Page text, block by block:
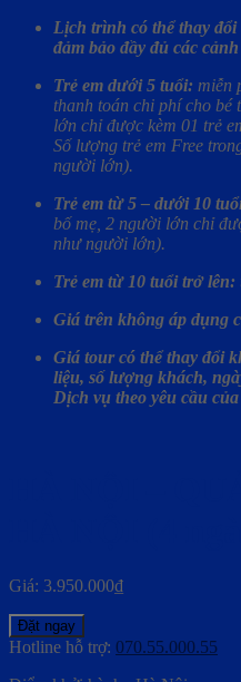
Lịch trình có thể thay
đảm bảo đầy đủ các
Trẻ em dưới 5 tuổi: miễn
thanh toán chi phí cho
lớn chỉ được kèm 01 trẻ
Số lượng trẻ em Free
người lớn).
Trẻ em từ 5 – dưới 10
bố mẹ, 2 người lớn chỉ
như người lớn).
Trẻ em từ 10 tuổi trở lên:
Giá trên không áp dụng
Giá tour có thể thay đổi
liệu, số lượng khách,
Dịch vụ theo yêu cầu
Giá: 3.950.000₫
Đặt ngay
Hotline hỗ trợ: 070.55.000.55